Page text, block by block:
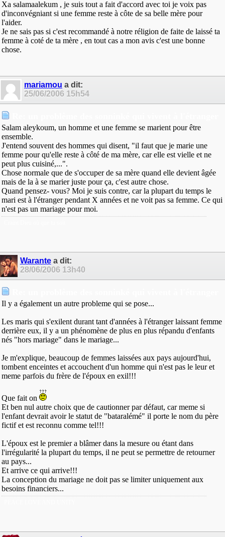
Xa salamaalekum , je suis tout a fait d'accord avec toi je voix pas
d'inconvégniant si une femme reste à côte de sa belle mère pour
l'aider.
Je ne sais pas si c'est recommandé à notre réligion de faite de laissé ta
femme à coté de ta mère , en tout cas a mon avis c'est une bonne
chose.
mariamou a dit:
25/06/2006 15h54
Salam aleykoum, un homme et une femme se marient pour être
ensemble.
J'entend souvent des hommes qui disent, "il faut que je marie une
femme pour qu'elle reste à côté de ma mère, car elle est vielle et ne
peut plus cuisiné,...".
Chose normale que de s'occuper de sa mère quand elle devient âgée
mais de la à se marier juste pour ça, c'est autre chose.
Quand pensez- vous? Moi je suis contre, car la plupart du temps le
mari est à l'étranger pendant X années et ne voit pas sa femme. Ce qui
n'est pas un mariage pour moi.
Warantea dit:
28/06/2006 13h40
Il y a également un autre probleme qui se pose...
Les maris qui s'exilent durant tant d'années à l'étranger laissant femme
derrière eux, il y a un phénomène de plus en plus répandu d'enfants
nés "hors mariage" dans le mariage...
Je m'explique, beaucoup de femmes laissées aux pays aujourd'hui,
tombent enceintes et accouchent d'un homme qui n'est pas le leur et
meme parfois du frère de l'époux en exil!!!
Que fait on
Et ben nul autre choix que de cautionner par défaut, car meme si
l'enfant devrait avoir le statut de "bataralémé" il porte le nom du père
fictif et est reconnu comme tel!!!
L'époux est le premier a blâmer dans la mesure ou étant dans
l'irrégularité la plupart du temps, il ne peut se permettre de retourner
au pays...
Et arrive ce qui arrive!!!
La conception du mariage ne doit pas se limiter uniquement aux
besoins financiers...